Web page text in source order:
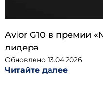
Avior G10 в премии
лидера
Обновлено 13.04.2026
Читайте далее